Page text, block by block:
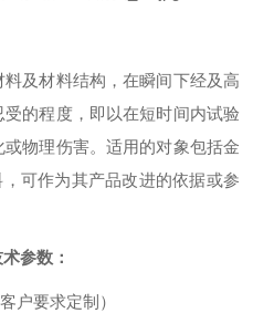
料及材料结构，在瞬间下经及高
的程度，即以在短时间内试验
物理伤害。适用的对象包括金
可作为其产品改进的依据或参
参数：
户要求定制）